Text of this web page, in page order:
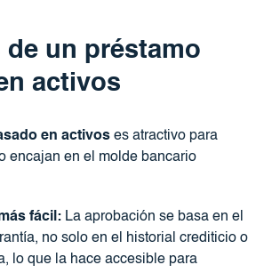
de un préstamo
activos
en activoses atractivo para
encajan en el molde bancario
fácil:La aprobación se basa en el
no solo en el historial crediticio o
lo que la hace accesible para